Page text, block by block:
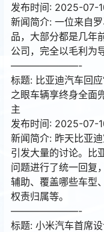
发布时间: 2025-07-
新闻简介: 一位来自
品，大部分都是几年
公司，完全以毛利为
———————-
标题: 比亚迪汽车回
之眼车辆享终身全面
主
发布时间: 2025-07-
新闻简介: 昨天比亚
引发大量的讨论。比
问题进行了统一回复
辅助、覆盖哪些车型
权责归属等。
———————-
标题: 小米汽车首席